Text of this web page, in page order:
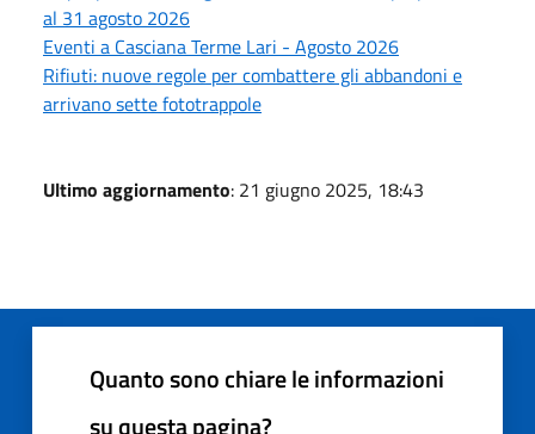
al 31 agosto 2026
Eventi a Casciana Terme Lari - Agosto 2026
Rifiuti: nuove regole per combattere gli abbandoni e
arrivano sette fototrappole
Ultimo aggiornamento: 21 giugno 2025, 18:43
Quanto sono chiare le informazioni
su questa pagina?